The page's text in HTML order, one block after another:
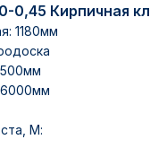
0,45 Кирпичная
1180мм
6000мм
М: